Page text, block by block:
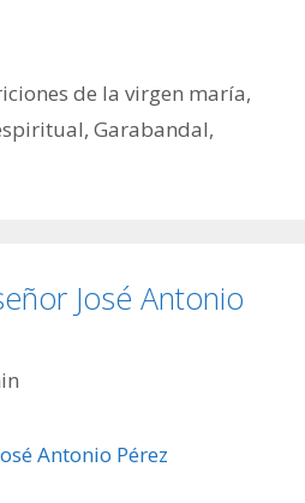
de la virgen maría,
, Garabandal,
José Antonio